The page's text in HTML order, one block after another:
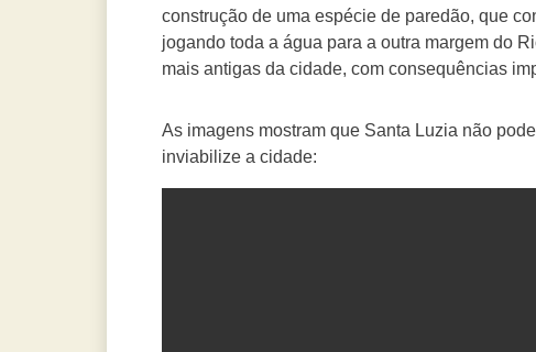
construção de uma espécie de paredão, que
jogando toda a água para a outra margem do
mais antigas da cidade, com consequências
As imagens mostram que Santa Luzia não
inviabilize a cidade: